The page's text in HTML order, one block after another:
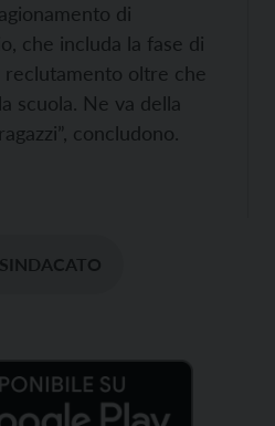
di
che includa la fase di
oltre che
scuola. Ne va della
concludono.